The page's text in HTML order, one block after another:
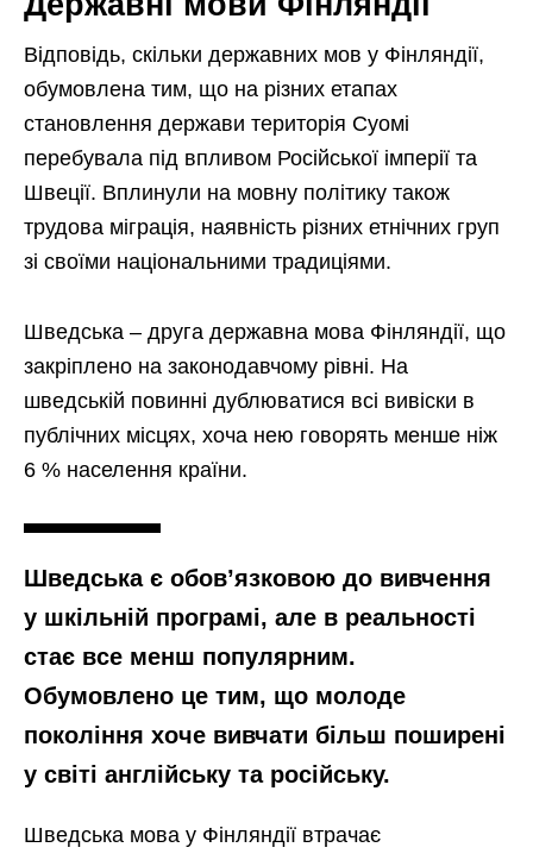
Відповідь, скільки державних мов у Фінляндії,
обумовлена тим, що на різних етапах
становлення держави територія Суомі
перебувала під впливом Російської імперії та
Швеції. Вплинули на мовну політику також
трудова міграція, наявність різних етнічних груп
зі своїми національними традиціями.
Шведська – друга державна мова Фінляндії, що
закріплено на законодавчому рівні. На
шведській повинні дублюватися всі вивіски в
публічних місцях, хоча нею говорять менше ніж
6 % населення країни.
Шведська є обов’язковою до вивчення
у шкільній програмі, але в реальності
стає все менш популярним.
Обумовлено це тим, що молоде
покоління хоче вивчати більш поширені
у світі англійську та російську.
Шведська мова у Фінляндії втрачає